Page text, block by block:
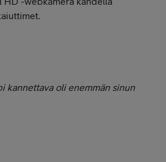
kannettava oli enemmän sinun